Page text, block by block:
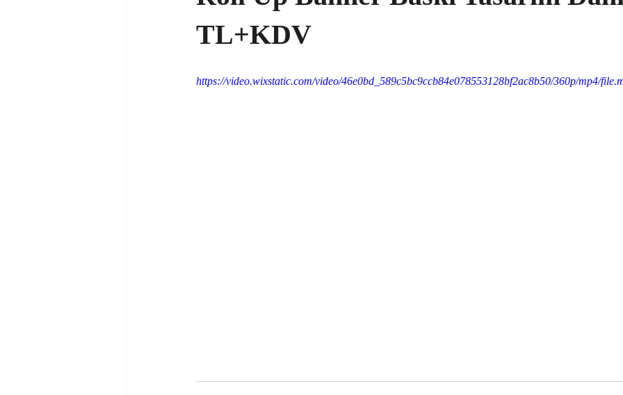
TL+KDV
https://video.wixstatic.com/video/46e0bd_589c5bc9ccb84e078553128bf2ac8b50/360p/mp4/